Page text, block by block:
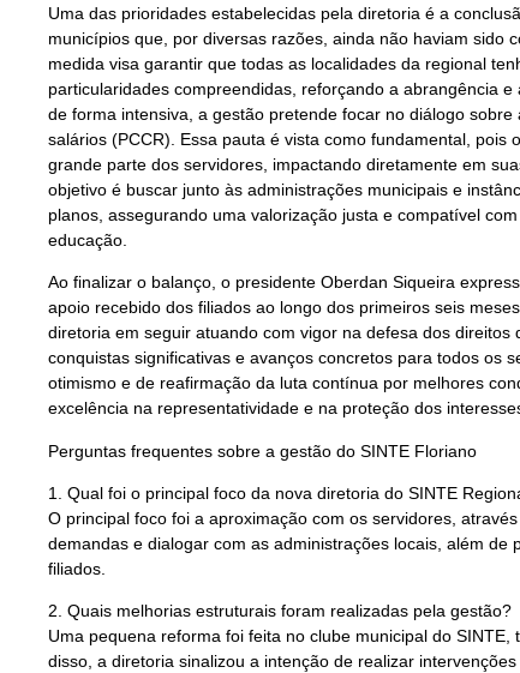
Uma das prioridades estabelecidas pela diretoria é a
municípios que, por diversas razões, ainda não haviam sido
medida visa garantir que todas as localidades da regional
particularidades compreendidas, reforçando a abrangência
de forma intensiva, a gestão pretende focar no diálogo
salários (PCCR). Essa pauta é vista como fundamental, pois
grande parte dos servidores, impactando diretamente em
objetivo é buscar junto às administrações municipais e
planos, assegurando uma valorização justa e compatível
educação.
Ao finalizar o balanço, o presidente Oberdan Siqueira
apoio recebido dos filiados ao longo dos primeiros seis
diretoria em seguir atuando com vigor na defesa dos
conquistas significativas e avanços concretos para todos os
otimismo e de reafirmação da luta contínua por melhores
excelência na representatividade e na proteção dos
Perguntas frequentes sobre a gestão do SINTE Floriano
1. Qual foi o principal foco da nova diretoria do SINTE
O principal foco foi a aproximação com os servidores,
demandas e dialogar com as administrações locais, além
filiados.
2. Quais melhorias estruturais foram realizadas pela gestão?
Uma pequena reforma foi feita no clube municipal do
disso, a diretoria sinalizou a intenção de realizar